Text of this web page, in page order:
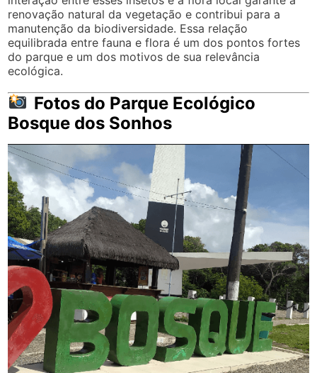
renovação natural da vegetação e contribui para a
manutenção da biodiversidade. Essa relação
equilibrada entre fauna e flora é um dos pontos fortes
do parque e um dos motivos de sua relevância
ecológica.
Fotos do Parque Ecológico
Bosque dos Sonhos